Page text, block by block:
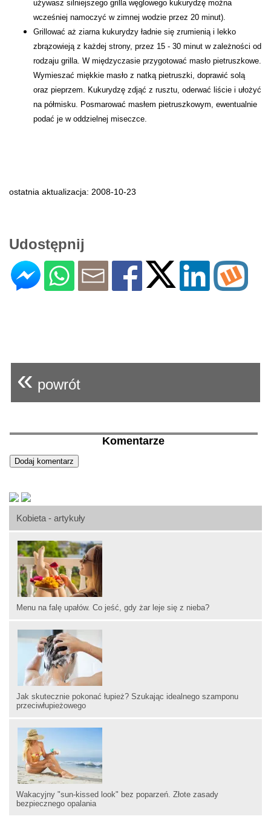
Kobieta - artykuły
Menu na falę upałów. Co jeść, gdy żar leje się z nieba?
Jak skutecznie pokonać łupież? Szukając idealnego szamponu
przeciwłupieżowego
Wakacyjny "sun-kissed look" bez poparzeń. Złote zasady
bezpiecznego opalania
używasz silniejszego grilla węglowego kukurydzę można
wcześniej namoczyć w zimnej wodzie przez 20 minut).
Grillować aż ziarna kukurydzy ładnie się zrumienią i lekko
zbrązowieją z każdej strony, przez 15 - 30 minut w zależności od
rodzaju grilla. W międzyczasie przygotować masło pietruszkowe.
Wymieszać miękkie masło z natką pietruszki, doprawić solą
oraz pieprzem. Kukurydzę zdjąć z rusztu, oderwać liście i ułożyć
na półmisku. Posmarować masłem pietruszkowym, ewentualnie
podać je w oddzielnej miseczce.
ostatnia aktualizacja: 2008-10-23
Udostępnij
« powrót
Komentarze